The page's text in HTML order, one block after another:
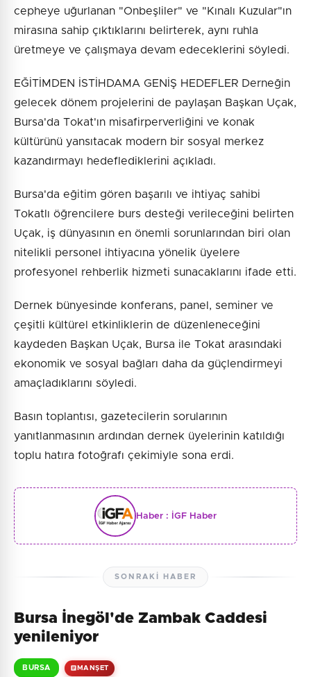
cepheye uğurlanan "Onbeşliler" ve "Kınalı Kuzular"ın
mirasına sahip çıktıklarını belirterek, aynı ruhla
üretmeye ve çalışmaya devam edeceklerini söyledi.
EĞİTİMDEN İSTİHDAMA GENİŞ HEDEFLER Derneğin
gelecek dönem projelerini de paylaşan Başkan Uçak,
Bursa'da Tokat'ın misafirperverliğini ve konak
kültürünü yansıtacak modern bir sosyal merkez
kazandırmayı hedeflediklerini açıkladı.
Bursa'da eğitim gören başarılı ve ihtiyaç sahibi
Tokatlı öğrencilere burs desteği verileceğini belirten
Uçak, iş dünyasının en önemli sorunlarından biri olan
nitelikli personel ihtiyacına yönelik üyelere
profesyonel rehberlik hizmeti sunacaklarını ifade etti.
Dernek bünyesinde konferans, panel, seminer ve
çeşitli kültürel etkinliklerin de düzenleneceğini
kaydeden Başkan Uçak, Bursa ile Tokat arasındaki
ekonomik ve sosyal bağları daha da güçlendirmeyi
amaçladıklarını söyledi.
Basın toplantısı, gazetecilerin sorularının
yanıtlanmasının ardından dernek üyelerinin katıldığı
toplu hatıra fotoğrafı çekimiyle sona erdi.
Haber : İGF Haber
SONRAKI HABER
Bursa İnegöl'de Zambak Caddesi
yenileniyor
BURSA MANŞET